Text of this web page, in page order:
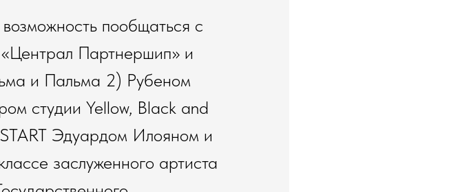
пообщаться с
Партнершип» и
и Пальма 2) Рубеном
студии Yellow, Black and
Эдуардом Илояном и
заслуженного артиста